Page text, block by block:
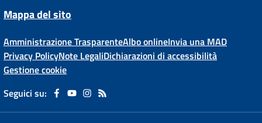
Mappa del sito
Amministrazione TrasparenteAlbo onlineInvia una MAD
Privacy PolicyNote LegaliDichiarazioni di accessibilità
Gestione cookie
Seguici su: